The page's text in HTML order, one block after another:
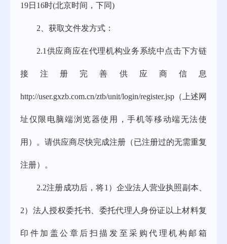
19日 16时(北京时间，下同)
2、 获取文件发方式：
2.1 供应商应在代理机构业务系统中点击下方链
接注册完善供应商信息
http://user.gxzb.com.cn/ztb/unit/login/register.jsp（上述网
址仅限电脑端浏览器使用，手机等移动端无法使
用）。请供应商尽快完成注册 （已注册过的无需重复
注册） 。
2.2注册成功后，将1）企业法人营业执照副本、
2）法人授权委托书、委托代理人身份证以上材料复
印件加盖公章后扫描发至采购代理机构邮箱